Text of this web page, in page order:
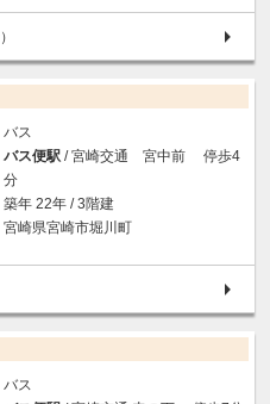
）
バス
バス便駅 / 宮崎交通 宮中前 停歩4
分
築年 22年 / 3階建
宮崎県宮崎市堀川町
バス